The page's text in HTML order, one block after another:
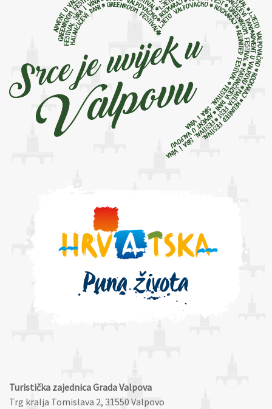
Turistička zajednica Grada Valpova
Trg kralja Tomislava 2, 31550 Valpovo